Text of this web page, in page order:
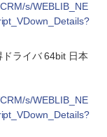
s/WEBLIB_NE
ライバ 64bit 日本
s/WEBLIB_NE